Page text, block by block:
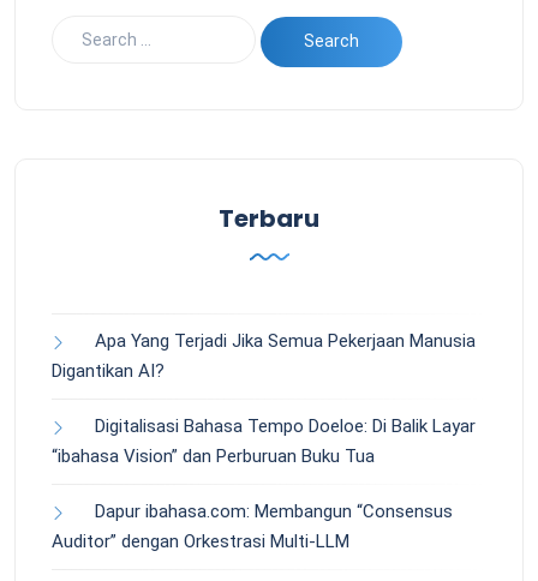
Terbaru
Apa Yang Terjadi Jika Semua Pekerjaan Manusia
Digantikan AI?
Digitalisasi Bahasa Tempo Doeloe: Di Balik Layar
“ibahasa Vision” dan Perburuan Buku Tua
Dapur ibahasa.com: Membangun “Consensus
Auditor” dengan Orkestrasi Multi-LLM